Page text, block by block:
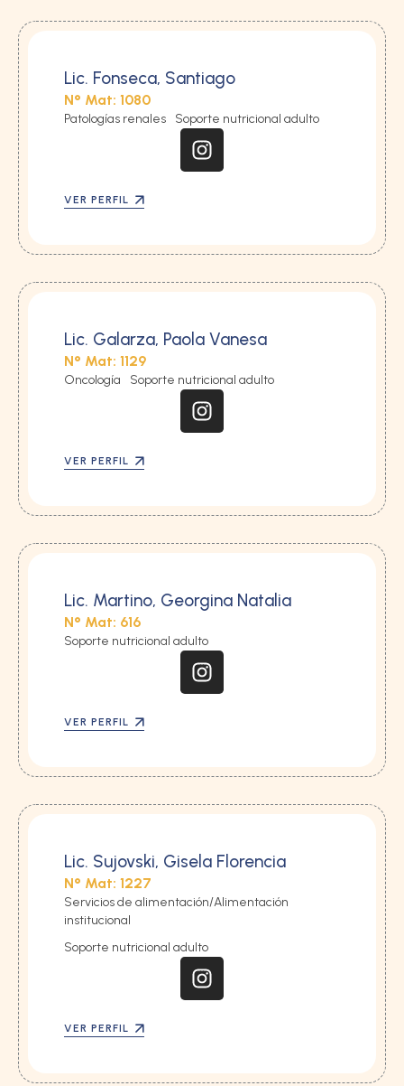
Lic. Fonseca, Santiago
N° Mat: 1080
Patologías renales Soporte nutricional adulto
VER PERFIL
Lic. Galarza, Paola Vanesa
N° Mat: 1129
Oncología Soporte nutricional adulto
VER PERFIL
Lic. Martino, Georgina Natalia
N° Mat: 616
Soporte nutricional adulto
VER PERFIL
Lic. Sujovski, Gisela Florencia
N° Mat: 1227
Servicios de alimentación/Alimentación
institucional
Soporte nutricional adulto
VER PERFIL